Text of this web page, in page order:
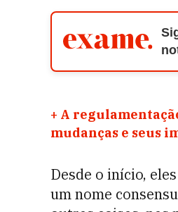
+ A
mudanças e seus
Desde o início,
um nome